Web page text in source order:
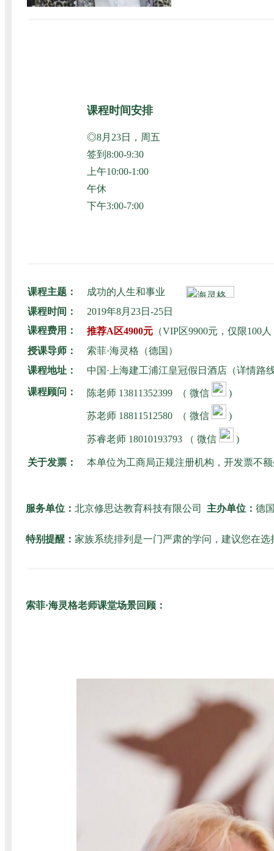
课程时间安排
◎8月23日，周五
签到8:00-9:30
上午10:00-1:00
午休
下午3:00-7:00
课程主题：
成功的人生和事业
课程时间：
2019年8月23日-25日
课程费用：
推荐A区4900元 （VIP区9900元，仅限100
授课导师：
索菲·海灵格（德国）
课程地址：
中国·上海建工浦江皇冠假日酒店（详情路
课程顾问： 陈老师 13811352399 （ 微信 )
苏老师 18811512580 （ 微信 )
苏睿老师 18010193793 （ 微信 )
关于发票： 本单位为工商局正规注册机构，开发票不
服务单位： 北京修思达教育科技有限公司 主办单位： 德
特别提醒： 家族系统排列是一门严肃的学问，建议您在
索菲·海灵格老师课堂场景回顾：